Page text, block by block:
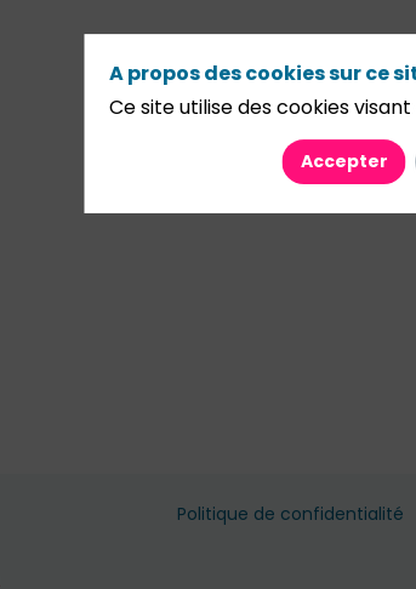
Politique de confidentialité
A propos des cookies sur ce
Ce site utilise des cookies
Accepter